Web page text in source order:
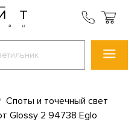
Споты и точечный свет
Glossy 2 94738 Eglo